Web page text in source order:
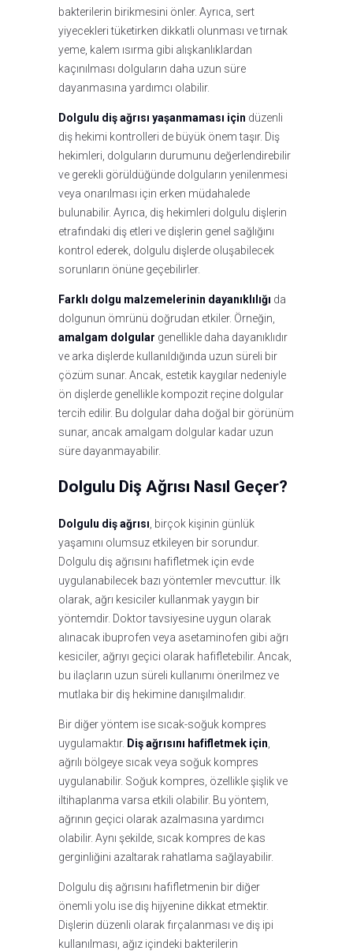
bakterilerin birikmesini önler. Ayrıca, sert
yiyecekleri tüketirken dikkatli olunması ve tırnak
yeme, kalem ısırma gibi alışkanlıklardan
kaçınılması dolguların daha uzun süre
dayanmasına yardımcı olabilir.
Dolgulu diş ağrısı yaşanmaması için düzenli
diş hekimi kontrolleri de büyük önem taşır. Diş
hekimleri, dolguların durumunu değerlendirebilir
ve gerekli görüldüğünde dolguların yenilenmesi
veya onarılması için erken müdahalede
bulunabilir. Ayrıca, diş hekimleri dolgulu dişlerin
etrafındaki diş etleri ve dişlerin genel sağlığını
kontrol ederek, dolgulu dişlerde oluşabilecek
sorunların önüne geçebilirler.
Farklı dolgu malzemelerinin dayanıklılığı da
dolgunun ömrünü doğrudan etkiler. Örneğin,
amalgam dolgular genellikle daha dayanıklıdır
ve arka dişlerde kullanıldığında uzun süreli bir
çözüm sunar. Ancak, estetik kaygılar nedeniyle
ön dişlerde genellikle kompozit reçine dolgular
tercih edilir. Bu dolgular daha doğal bir görünüm
sunar, ancak amalgam dolgular kadar uzun
süre dayanmayabilir.
Dolgulu Diş Ağrısı Nasıl Geçer?
Dolgulu diş ağrısı , birçok kişinin günlük
yaşamını olumsuz etkileyen bir sorundur.
Dolgulu diş ağrısını hafifletmek için evde
uygulanabilecek bazı yöntemler mevcuttur. İlk
olarak, ağrı kesiciler kullanmak yaygın bir
yöntemdir. Doktor tavsiyesine uygun olarak
alınacak ibuprofen veya asetaminofen gibi ağrı
kesiciler, ağrıyı geçici olarak hafifletebilir. Ancak,
bu ilaçların uzun süreli kullanımı önerilmez ve
mutlaka bir diş hekimine danışılmalıdır.
Bir diğer yöntem ise sıcak-soğuk kompres
uygulamaktır. Diş ağrısını hafifletmek için
ağrılı bölgeye sıcak veya soğuk kompres
uygulanabilir. Soğuk kompres, özellikle şişlik ve
iltihaplanma varsa etkili olabilir. Bu yöntem,
ağrının geçici olarak azalmasına yardımcı
olabilir. Aynı şekilde, sıcak kompres de kas
gerginliğini azaltarak rahatlama sağlayabilir.
Dolgulu diş ağrısını hafifletmenin bir diğer
önemli yolu ise diş hijyenine dikkat etmektir.
Dişlerin düzenli olarak fırçalanması ve diş ipi
kullanılması, ağız içindeki bakterilerin